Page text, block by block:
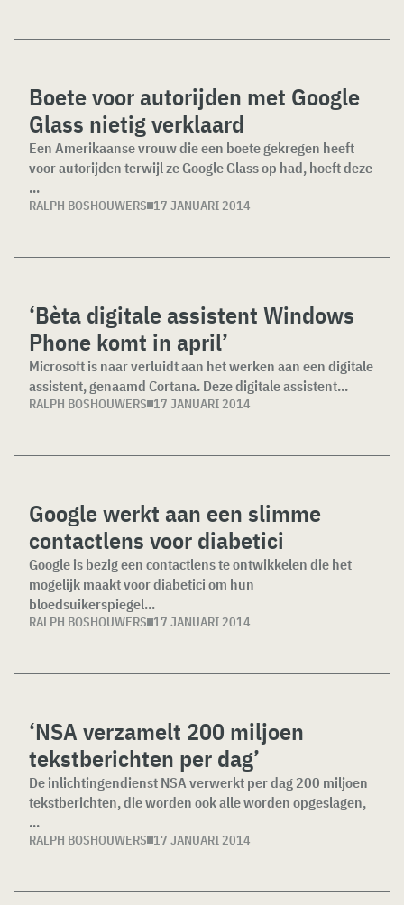
Boete voor autorijden met Google
Glass nietig verklaard
Een Amerikaanse vrouw die een boete gekregen heeft
voor autorijden terwijl ze Google Glass op had, hoeft deze
...
RALPH BOSHOUWERS 17 JANUARI 2014
‘Bèta digitale assistent Windows
Phone komt in april’
Microsoft is naar verluidt aan het werken aan een digitale
assistent, genaamd Cortana. Deze digitale assistent...
RALPH BOSHOUWERS 17 JANUARI 2014
Google werkt aan een slimme
contactlens voor diabetici
Google is bezig een contactlens te ontwikkelen die het
mogelijk maakt voor diabetici om hun
bloedsuikerspiegel...
RALPH BOSHOUWERS 17 JANUARI 2014
‘NSA verzamelt 200 miljoen
tekstberichten per dag’
De inlichtingendienst NSA verwerkt per dag 200 miljoen
tekstberichten, die worden ook alle worden opgeslagen,
...
RALPH BOSHOUWERS 17 JANUARI 2014